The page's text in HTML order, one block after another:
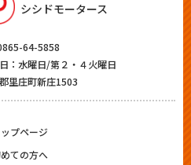
シシドモータース
64-5858
：水曜日/第２・４火曜日
里庄町新庄1503
ップページ
ての方へ